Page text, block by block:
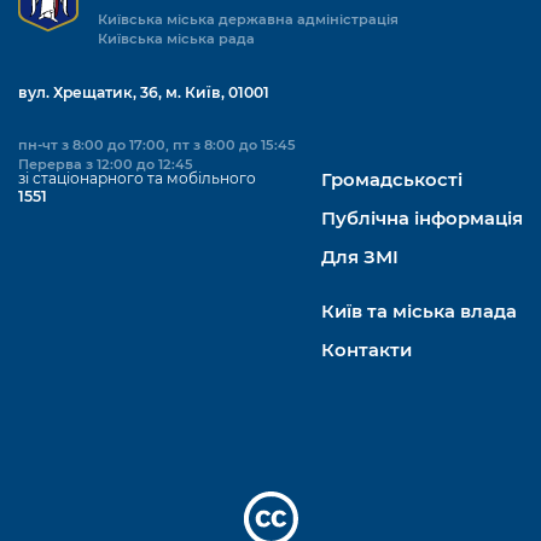
Київська міська державна адміністрація
Київська міська рада
вул. Хрещатик, 36, м. Київ, 01001
пн-чт з 8:00 до 17:00, пт з 8:00 до 15:45
Перерва з 12:00 до 12:45
зі стаціонарного та мобільного
1551
Громадськості
Публічна інформація
Для ЗМІ
Київ та міська влада
Контакти